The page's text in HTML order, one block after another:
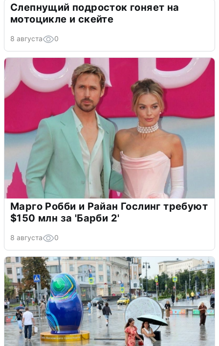
Слепнущий подросток гоняет на
мотоцикле и скейте
8 августа 0
Марго Робби и Райан Гослинг требуют
$150 млн за 'Барби 2'
8 августа 0